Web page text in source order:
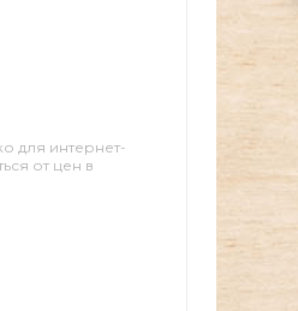
для интернет-
от цен в